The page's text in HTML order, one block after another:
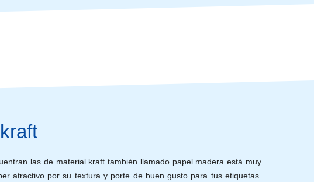
las de material kraft también llamado papel madera está muy
atractivo por su textura y porte de buen gusto para tus etiquetas.